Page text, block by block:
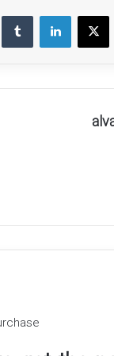
ایکس لینکداین